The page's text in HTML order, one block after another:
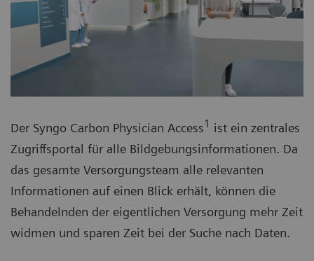
Der Syngo Carbon Physician Access1 ist ein zentrales
Zugriffsportal für alle Bildgebungsinformationen. Da
das gesamte Versorgungsteam alle relevanten
Informationen auf einen Blick erhält, können die
Behandelnden der eigentlichen Versorgung mehr Zeit
widmen und sparen Zeit bei der Suche nach Daten.